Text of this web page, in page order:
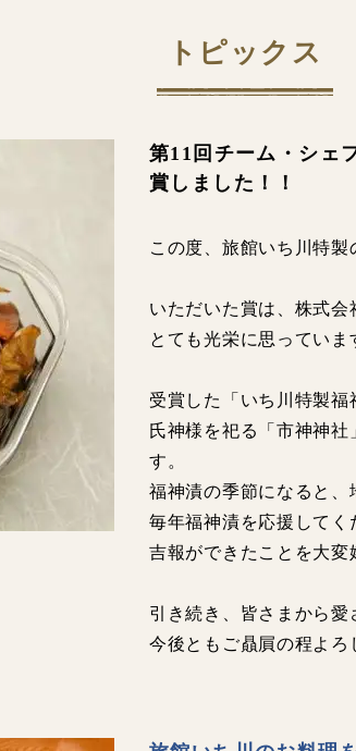
トピックス
第11回チーム・シェ
賞しました！！
この度、旅館いち川特製
いただいた賞は、株式会
とても光栄に思っていま
受賞した「いち川特製福
氏神様を祀る「市神神
す。
福神漬の季節になると、
毎年福神漬を応援してく
吉報ができたことを大変
引き続き、皆さまから愛
今後ともご贔屓の程よろ